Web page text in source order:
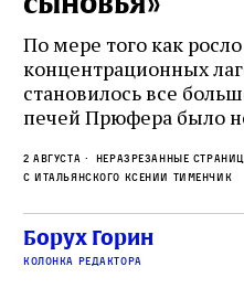
По мере того как
концентрационных
становилось все
печей Прюфера было
верны своему
скрывали от
сколько узников
жутких местах
2 августа Неразрезанные
с итальянского Ксении Тименчик
Борух Горин
колонка редактора